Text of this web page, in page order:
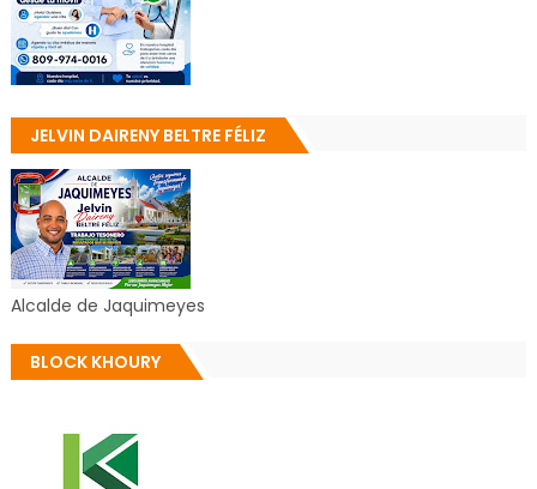
JELVIN DAIRENY BELTRE FÉLIZ
Alcalde de Jaquimeyes
BLOCK KHOURY